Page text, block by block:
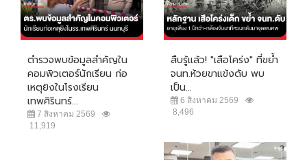
ตำรวจพบข้อมูลสำคัญใน
คอมพิวเตอร์นักเรียน ก่อ
เหตุยิงในโรงเรียน
เทพศิรินทร์...
7 สิงหาคม 2569
11,919
สืบรู้แล้ว! "เสือโคร่ง" ที่ขย้ำ
จนท.ห้วยขาแข้งดับ พบ
เป็น...
6 สิงหาคม 2569
8,496